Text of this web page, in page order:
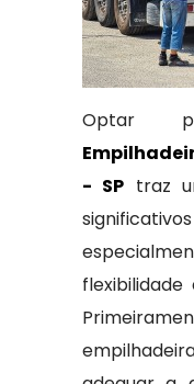
Optar
- SP traz